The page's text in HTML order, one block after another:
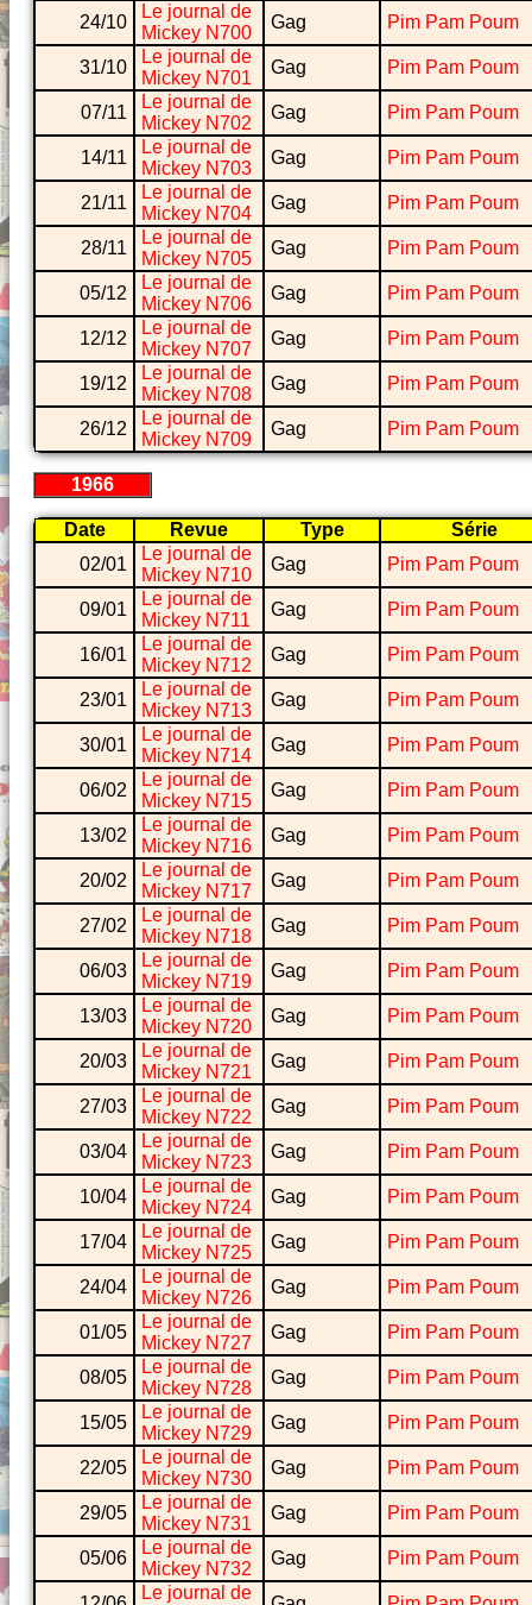
24/10
Le journal de
Mickey N700
Gag Pim Pam Poum
31/10
Le journal de
Mickey N701
Gag Pim Pam Poum
07/11
Le journal de
Mickey N702
Gag Pim Pam Poum
14/11
Le journal de
Mickey N703
Gag Pim Pam Poum
21/11
Le journal de
Mickey N704
Gag Pim Pam Poum
28/11
Le journal de
Mickey N705
Gag Pim Pam Poum
05/12
Le journal de
Mickey N706
Gag Pim Pam Poum
12/12
Le journal de
Mickey N707
Gag Pim Pam Poum
19/12
Le journal de
Mickey N708
Gag Pim Pam Poum
26/12
Le journal de
Mickey N709
Gag Pim Pam Poum
1966
Date Revue Type
Série
02/01
Le journal de
Mickey N710
Gag Pim Pam Poum
09/01
Le journal de
Mickey N711
Gag Pim Pam Poum
16/01
Le journal de
Mickey N712
Gag Pim Pam Poum
23/01
Le journal de
Mickey N713
Gag Pim Pam Poum
30/01
Le journal de
Mickey N714
Gag Pim Pam Poum
06/02
Le journal de
Mickey N715
Gag Pim Pam Poum
13/02
Le journal de
Mickey N716
Gag Pim Pam Poum
20/02
Le journal de
Mickey N717
Gag Pim Pam Poum
27/02
Le journal de
Mickey N718
Gag Pim Pam Poum
06/03
Le journal de
Mickey N719
Gag Pim Pam Poum
13/03
Le journal de
Mickey N720
Gag Pim Pam Poum
20/03
Le journal de
Mickey N721
Gag Pim Pam Poum
27/03
Le journal de
Mickey N722
Gag Pim Pam Poum
03/04
Le journal de
Mickey N723
Gag Pim Pam Poum
10/04
Le journal de
Mickey N724
Gag Pim Pam Poum
17/04
Le journal de
Mickey N725
Gag Pim Pam Poum
24/04
Le journal de
Mickey N726
Gag Pim Pam Poum
01/05
Le journal de
Mickey N727
Gag Pim Pam Poum
08/05
Le journal de
Mickey N728
Gag Pim Pam Poum
15/05
Le journal de
Mickey N729
Gag Pim Pam Poum
22/05
Le journal de
Mickey N730
Gag Pim Pam Poum
29/05
Le journal de
Mickey N731
Gag Pim Pam Poum
05/06
Le journal de
Mickey N732
Gag Pim Pam Poum
Le journal de